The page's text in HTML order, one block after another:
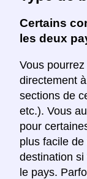
Certains
les deux
Vous
directement
sections de
etc.). Vous
pour
plus facile
destination
le pays.